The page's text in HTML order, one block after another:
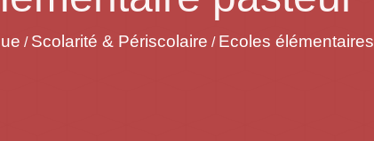
/ Scolarité & Périscolaire / Ecoles élémentaires